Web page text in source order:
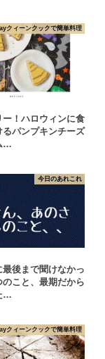
クィーンクックで簡単料理
ー！ハロウィンに食
るパンプキンチーズ
…
今日のあれこれ
後まで聞けなかっ
こと、最期だから
…
クィーンクックで簡単料理